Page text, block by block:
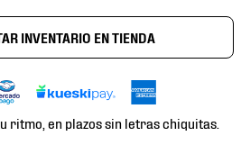
INVENTARIO EN TIENDA